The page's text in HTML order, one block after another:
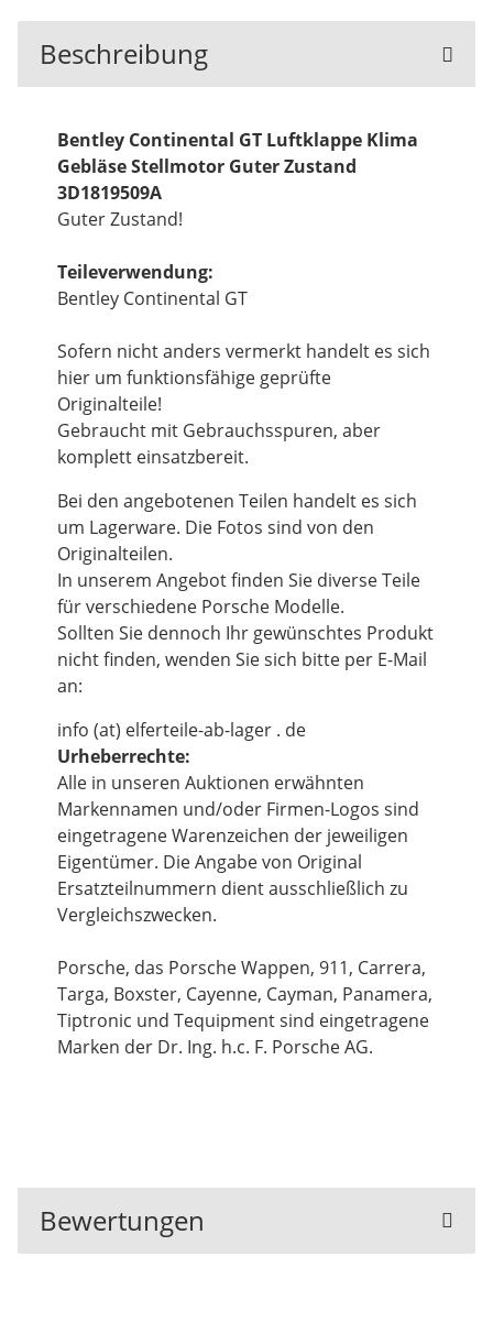
Beschreibung
Bentley Continental GT Luftklappe Klima
Gebläse Stellmotor Guter Zustand
3D1819509A
Guter Zustand!
Teileverwendung:
Bentley Continental GT
Sofern nicht anders vermerkt handelt es sich
hier um funktionsfähige geprüfte
Originalteile!
Gebraucht mit Gebrauchsspuren, aber
komplett einsatzbereit.
Bei den angebotenen Teilen handelt es sich
um Lagerware. Die Fotos sind von den
Originalteilen.
In unserem Angebot finden Sie diverse Teile
für verschiedene Porsche Modelle.
Sollten Sie dennoch Ihr gewünschtes Produkt
nicht finden, wenden Sie sich bitte per E-Mail
an:
info (at) elferteile-ab-lager . de
Urheberrechte:
Alle in unseren Auktionen erwähnten
Markennamen und/oder Firmen-Logos sind
eingetragene Warenzeichen der jeweiligen
Eigentümer. Die Angabe von Original
Ersatzteilnummern dient ausschließlich zu
Vergleichszwecken.
Porsche, das Porsche Wappen, 911, Carrera,
Targa, Boxster, Cayenne, Cayman, Panamera,
Tiptronic und Tequipment sind eingetragene
Marken der Dr. Ing. h.c. F. Porsche AG.
Bewertungen